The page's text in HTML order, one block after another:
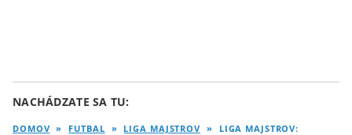
NACHÁDZATE SA TU:
DOMOV » FUTBAL » LIGA MAJSTROV »
LIGA MAJSTROV: